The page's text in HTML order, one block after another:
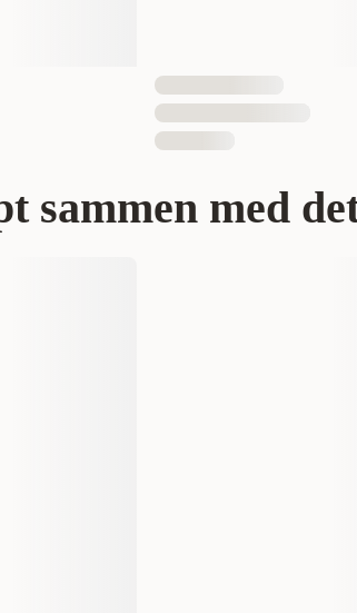
sammen med